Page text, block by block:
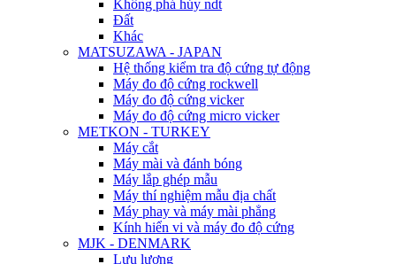
Không phá hủy ndt
Đất
Khác
MATSUZAWA - JAPAN
Hệ thống kiểm tra độ cứng tự động
Máy đo độ cứng rockwell
Máy đo độ cứng vicker
Máy đo độ cứng micro vicker
METKON - TURKEY
Máy cắt
Máy mài và đánh bóng
Máy lắp ghép mẫu
Máy thí nghiệm mẫu địa chất
Máy phay và máy mài phẳng
Kính hiển vi và máy đo độ cứng
MJK - DENMARK
Lưu lượng